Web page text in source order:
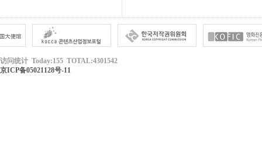
访问统计 Today:155 TOTAL:4301542
京ICP备05021128号-11